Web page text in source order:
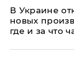
В Украине
новых
где и за что